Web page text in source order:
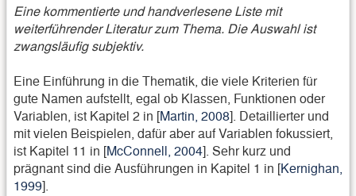
Eine kommentierte und handverlesene Liste mit
weiterführender Literatur zum Thema. Die Auswahl ist
zwangsläufig subjektiv.
Eine Einführung in die Thematik, die viele Kriterien für
gute Namen aufstellt, egal ob Klassen, Funktionen oder
Variablen, ist Kapitel 2 in [Martin, 2008]. Detaillierter und
mit vielen Beispielen, dafür aber auf Variablen fokussiert,
ist Kapitel 11 in [McConnell, 2004]. Sehr kurz und
prägnant sind die Ausführungen in Kapitel 1 in [Kernighan,
1999].